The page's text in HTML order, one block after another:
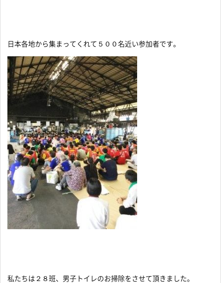
日本各地から集まってくれて５００名近い参加者です。
私たちは２８班、男子トイレのお掃除をさせて頂きました。